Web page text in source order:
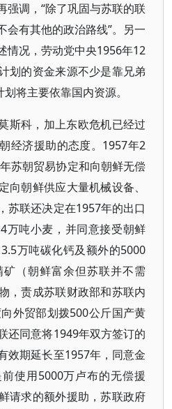
强调，“除了巩固与苏联的联
会有其他的政治路线”。另一
情况，劳动党中央1956年12
划的资金来源不少是靠兄弟
将主要依靠国内资源。
斯科，加上东欧危机已经过
经济援助的态度。1957年2
苏朝贸易协定和向朝鲜无偿
向朝鲜供应大量机械设备、
苏联还决定在1957年的出口
万吨小麦，并同意接受朝鲜
万吨碳化钙及额外的5000
（朝鲜富余但苏联并不需
，责成苏联财政部和苏联内
外贸部划拨500公斤国产黄
还同意将1949年双方签订的
效期延长至1957年，同意金
使用5000万卢布的无偿援
请求的额外援助，苏联政府